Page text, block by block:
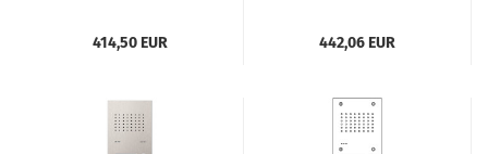
414,50 EUR 442,06 EUR